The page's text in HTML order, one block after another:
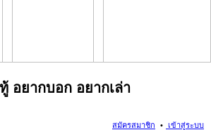
อยากบอก อยากเล่า
เข้าสู่ระบบ
สมัครสมาชิก